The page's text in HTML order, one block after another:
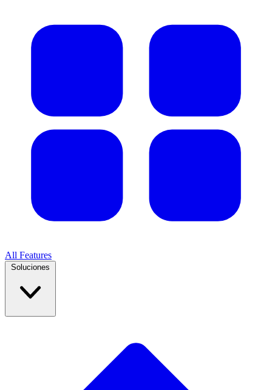
All Features